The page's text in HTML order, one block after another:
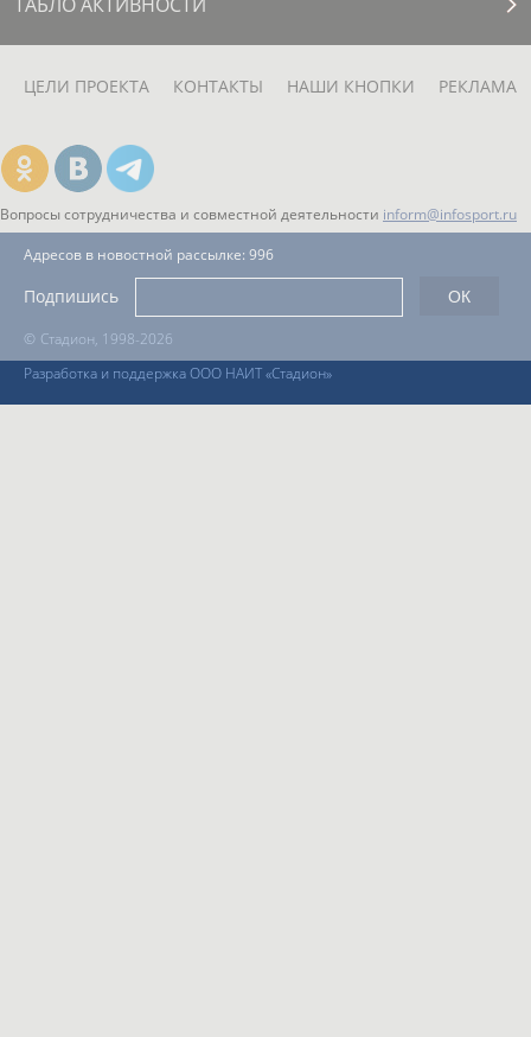
ЦЕЛИ ПРОЕКТА КОНТАКТЫ НАШИ КНОПКИ РЕКЛАМА
Вопросы сотрудничества и совместной деятельности inform@infosport.ru
© Стадион, 1998-2026
Разработка и поддержка ООО НАИТ «Стадион»
Адресов в новостной рассылке: 996
Подпишись